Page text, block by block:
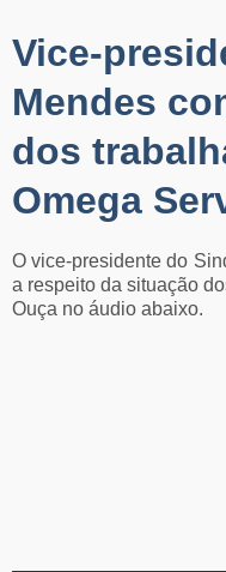
Vice-
Mendes
dos
Omega
O vice-presidente do
a respeito da situação
Ouça no áudio abaixo.